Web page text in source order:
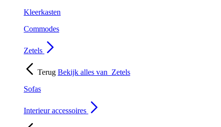
Kleerkasten
Commodes
Zetels
Terug Bekijk alles van Zetels
Sofas
Interieur accessoires